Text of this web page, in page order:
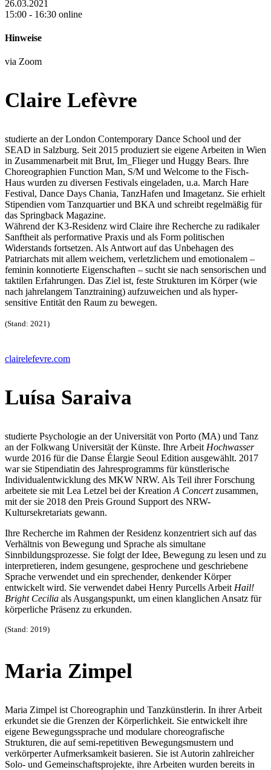
26.03.2021
15:00 - 16:30 online
Hinweise
via Zoom
Claire Lefèvre
studierte an der London Contemporary Dance School und der
SEAD in Salzburg. Seit 2015 produziert sie eigene Arbeiten in Wien
in Zusammenarbeit mit Brut, Im_Flieger und Huggy Bears. Ihre
Choreographien Function Man, S/M und Welcome to the Fisch-
Haus wurden zu diversen Festivals eingeladen, u.a. March Hare
Festival, Dance Days Chania, TanzHafen und Imagetanz. Sie erhielt
Stipendien vom Tanzquartier und BKA und schreibt regelmäßig für
das Springback Magazine.
Während der K3-Residenz wird Claire ihre Recherche zu radikaler
Sanftheit als performative Praxis und als Form politischen
Widerstands fortsetzen. Als Antwort auf das Unbehagen des
Patriarchats mit allem weichem, verletzlichem und emotionalem –
feminin konnotierte Eigenschaften – sucht sie nach sensorischen und
taktilen Erfahrungen. Das Ziel ist, feste Strukturen im Körper (wie
nach jahrelangem Tanztraining) aufzuweichen und als hyper-
sensitive Entität den Raum zu bewegen.
(Stand: 2021)
clairelefevre.com
Luísa Saraiva
studierte Psychologie an der Universität von Porto (MA) und Tanz
an der Folkwang Universität der Künste. Ihre Arbeit Hochwasser
wurde 2016 für die Danse Élargie Seoul Edition ausgewählt. 2017
war sie Stipendiatin des Jahresprogramms für künstlerische
Individualentwicklung des MKW NRW. Als Teil ihrer Forschung
arbeitete sie mit Lea Letzel bei der Kreation A Concertzusammen,
mit der sie 2018 den Preis Ground Support des NRW-
Kultursekretariats gewann.
Ihre Recherche im Rahmen der Residenz konzentriert sich auf das
Verhältnis von Bewegung und Sprache als simultane
Sinnbildungsprozesse. Sie folgt der Idee, Bewegung zu lesen und zu
interpretieren, indem gesungene, gesprochene und geschriebene
Sprache verwendet und ein sprechender, denkender Körper
entwickelt wird. Sie verwendet dabei Henry Purcells Arbeit Hail!
Bright Cecilia als Ausgangspunkt, um einen klanglichen Ansatz für
körperliche Präsenz zu erkunden.
(Stand: 2019)
Maria Zimpel
Maria Zimpel ist Choreographin und Tanzkünstlerin. In ihrer Arbeit
erkundet sie die Grenzen der Körperlichkeit. Sie entwickelt ihre
eigene Bewegungssprache und modulare choreografische
Strukturen, die auf semi-repetitiven Bewegungsmustern und
verkörperter Aufmerksamkeit basieren. Sie ist Autorin zahlreicher
Solo- und Gemeinschaftsprojekte, ihre Arbeiten wurden bereits in